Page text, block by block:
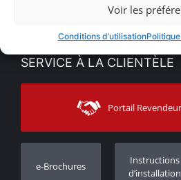
Voir les
Conditions d’utilisation
Politique de Confidentialité
Voir nos actualités
Sitemap
VENTES EN LIGNE
Mon compte
Moyens d’expédition
SERVICE À LA CLIENTÈLE
Contacter
Assistance aux clients
Suivi des commandes
Concessionnaires
Portail
e-Brochures
Instructions
d’installation